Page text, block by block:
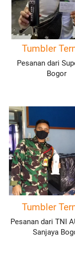
Tumbler
Pesanan dari
Bogor
Tumbler
Pesanan dari TNI
Sanjaya